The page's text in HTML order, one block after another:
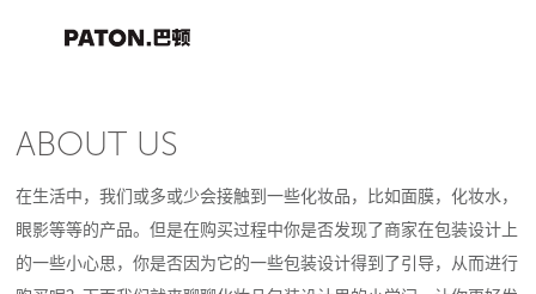
ABOUT US
在生活中，我们或多或少会接触到一些化妆品，比如面膜，化妆水，
眼影等等的产品。但是在购买过程中你是否发现了商家在包装设计上
的一些小心思，你是否因为它的一些包装设计得到了引导，从而进行